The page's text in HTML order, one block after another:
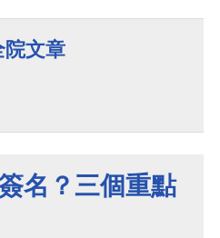
院文章
名？三個重點